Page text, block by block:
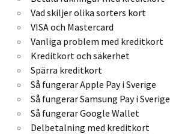
Vad skiljer olika sorters kort
VISA och Mastercard
Vanliga problem med kreditkort
Kreditkort och säkerhet
Spärra kreditkort
Så fungerar Apple Pay i Sverige
Så fungerar Samsung Pay i Sverige
Så fungerar Google Wallet
Delbetalning med kreditkort